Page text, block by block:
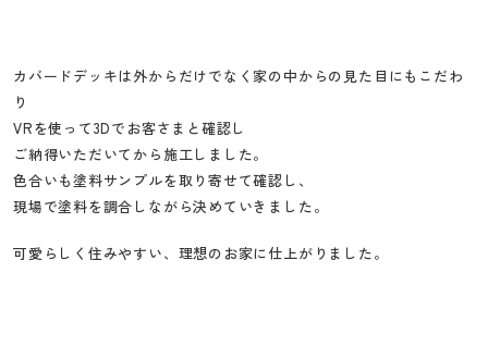
カバードデッキは外からだけでなく家の中からの見た目にもこだわ
り
VRを使って3Dでお客さまと確認し
ご納得いただいてから施工しました。
色合いも塗料サンプルを取り寄せて確認し、
現場で塗料を調合しながら決めていきました。
可愛らしく住みやすい、理想のお家に仕上がりました。